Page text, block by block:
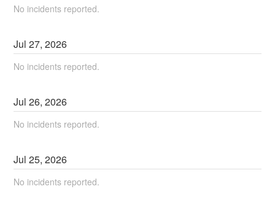
No incidents reported.
Jul27,2026
No incidents reported.
Jul26,2026
No incidents reported.
Jul25,2026
No incidents reported.